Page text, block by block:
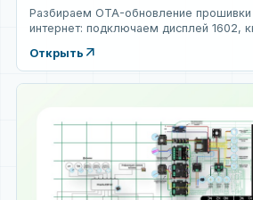
Разбираем OTA-обновление прошивки
интернет: подключаем дисплей 1602,
Открыть arrow_outward